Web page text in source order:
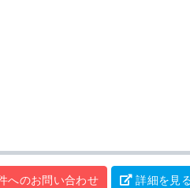
へのお問い合わせ 詳細を見